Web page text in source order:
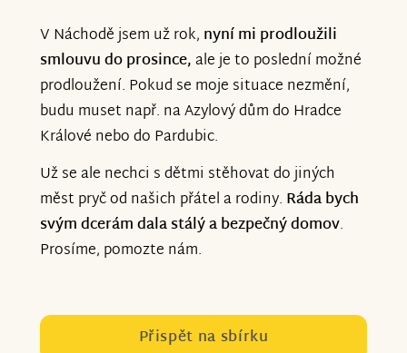
V Náchodě jsem už rok, nyní mi prodloužili
smlouvu do prosince,ale je to poslední možné
prodloužení. Pokud se moje situace nezmění,
budu muset např. na Azylový dům do Hradce
Králové nebo do Pardubic.
Už se ale nechci s dětmi stěhovat do jiných
měst pryč od našich přátel a rodiny. Ráda bych
svým dcerám dala stálý a bezpečný domov.
Prosíme, pomozte nám.
Přispět na sbírku